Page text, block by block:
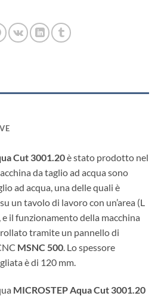
Cut 3001.20è stato prodotto nel
da taglio ad acqua sono
ad acqua, una delle quali è
un tavolo di lavoro con un’area (L
il funzionamento della macchina
tramite un pannello di
MSNC 500 . Lo spessore
è di 120 mm.
MICROSTEP Aqua Cut 3001.20